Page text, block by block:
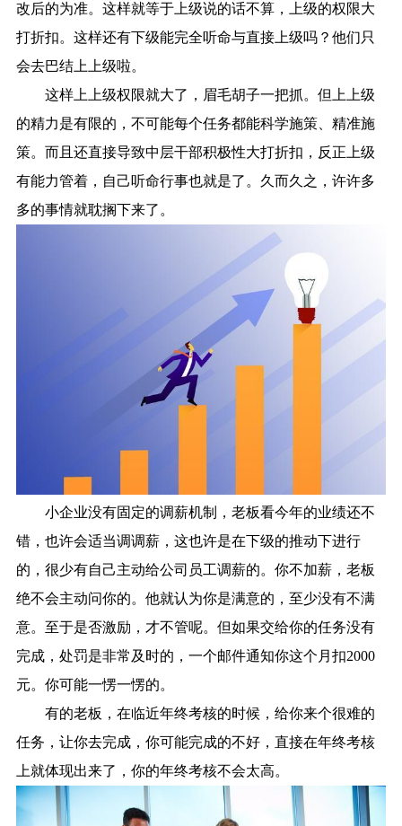
改后的为准。这样就等于上级说的话不算，上级的权限大
打折扣。这样还有下级能完全听命与直接上级吗？他们只
会去巴结上上级啦。
这样上上级权限就大了，眉毛胡子一把抓。但上上级
的精力是有限的，不可能每个任务都能科学施策、精准施
策。而且还直接导致中层干部积极性大打折扣，反正上级
有能力管着，自己听命行事也就是了。久而久之，许许多
多的事情就耽搁下来了。
小企业没有固定的调薪机制，老板看今年的业绩还不
错，也许会适当调调薪，这也许是在下级的推动下进行
的，很少有自己主动给公司员工调薪的。你不加薪，老板
绝不会主动问你的。他就认为你是满意的，至少没有不满
意。至于是否激励，才不管呢。但如果交给你的任务没有
完成，处罚是非常及时的，一个邮件通知你这个月扣2000
元。你可能一愣一愣的。
有的老板，在临近年终考核的时候，给你来个很难的
任务，让你去完成，你可能完成的不好，直接在年终考核
上就体现出来了，你的年终考核不会太高。